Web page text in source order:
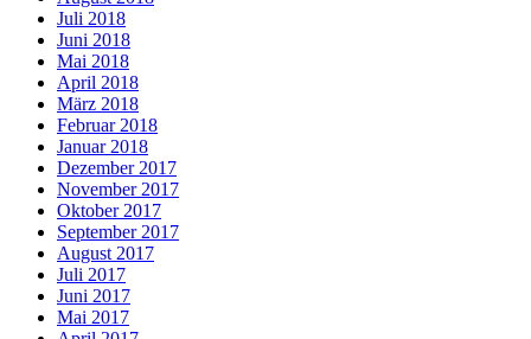
Juli 2018
Juni 2018
Mai 2018
April 2018
März 2018
Februar 2018
Januar 2018
Dezember 2017
November 2017
Oktober 2017
September 2017
August 2017
Juli 2017
Juni 2017
Mai 2017